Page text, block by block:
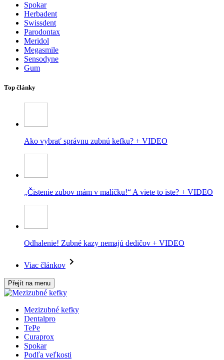
Spokar
Herbadent
Swissdent
Parodontax
Meridol
Megasmile
Sensodyne
Gum
Top články
Ako vybrať správnu zubnú kefku? + VIDEO
„Čistenie zubov mám v malíčku!“ A viete to iste? + VIDEO
Odhalenie! Zubné kazy nemajú dedičov + VIDEO
Viac článkov
Přejít na menu
Mezizubné kefky
Dentalpro
TePe
Curaprox
Spokar
Podľa veľkosti